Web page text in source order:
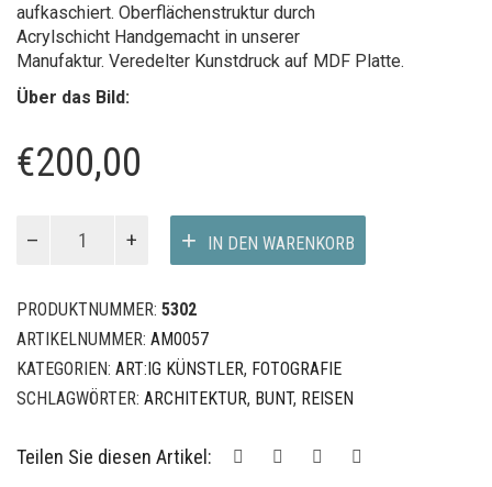
aufkaschiert. Oberflächenstruktur durch
Acrylschicht Handgemacht in unserer
Manufaktur. Veredelter Kunstdruck auf MDF Platte.
Über das Bild:
€200,00
IN DEN WARENKORB
PRODUKTNUMMER: 5302
ARTIKELNUMMER: AM0057
KATEGORIEN: ART:IG KÜNSTLER, FOTOGRAFIE
SCHLAGWÖRTER: ARCHITEKTUR, BUNT, REISEN
Teilen Sie diesen Artikel: